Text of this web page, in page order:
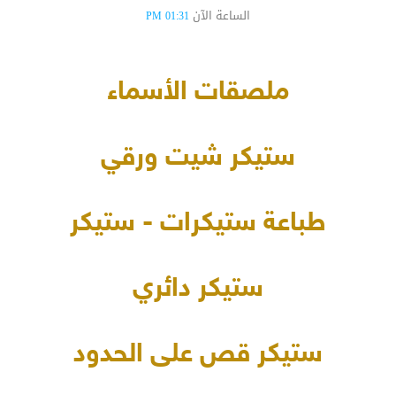
الساعة الآن 01:31 PM
ملصقات الأسماء
ستيكر شيت ورقي
طباعة ستيكرات - ستيكر
ستيكر دائري
ستيكر قص على الحدود